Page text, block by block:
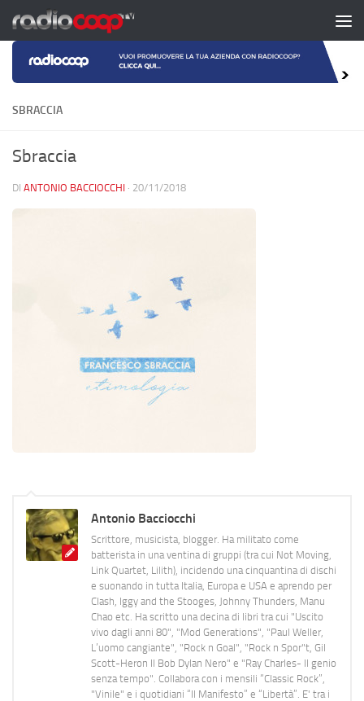
Salta al contenuto
SBRACCIA
Sbraccia
DI ANTONIO BACCIOCCHI · 20/11/2018
Antonio Bacciocchi
Scrittore, musicista, blogger. Ha militato come
batterista in una ventina di gruppi (tra cui Not Moving,
Link Quartet, Lilith), incidendo una cinquantina di dischi
e suonando in tutta Italia, Europa e USA e aprendo per
Clash, Iggy and the Stooges, Johnny Thunders, Manu
Chao etc. Ha scritto una decina di libri tra cui "Uscito
vivo dagli anni 80", "Mod Generations", "Paul Weller,
L’uomo cangiante", "Rock n Goal", "Rock n Spor"t, Gil
Scott-Heron Il Bob Dylan Nero" e "Ray Charles- Il genio
senza tempo". Collabora con i mensili “Classic Rock”,
"Vinile" e i quotidiani “Il Manifesto” e “Libertà”. E' tra i